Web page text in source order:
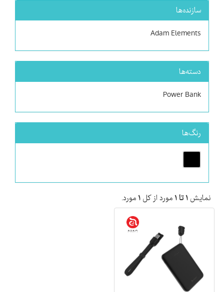
سازنده‌ها
Adam Elements
دسته‌ها
Power Bank
رنگ‌ها
نمایش ۱ تا ۱ مورد از کل ۱ مورد.